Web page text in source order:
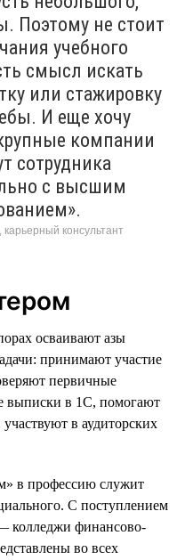
Поэтому не стоит
учебного
смысл искать
или стажировку
И еще хочу
компании
сотрудника
с высшим
консультант
осваивают азы
принимают участие
первичные
выписки в 1С, помогают
в аудиторских
в профессию служит
С поступлением
колледжи финансово-
во всех